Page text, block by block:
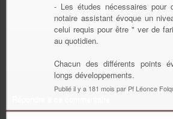
- Les études nécessaires pour
notaire assistant évoque un
celui requis pour être " ver de
au quotidien.
Chacun des différents points
longs développements.
Publié il y a 181 mois par Pf Léonce